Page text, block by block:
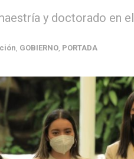
y doctorado en
GOBIERNO PORTADA